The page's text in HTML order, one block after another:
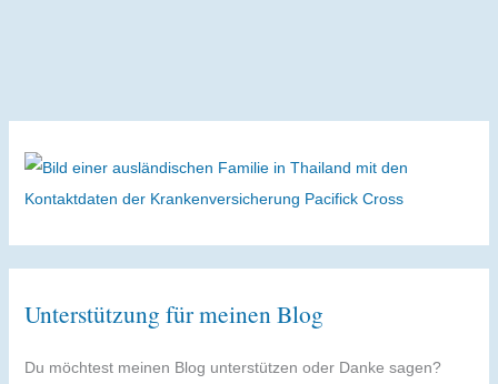
Unterstützung für meinen Blog
Du möchtest meinen Blog unterstützen oder Danke sagen?